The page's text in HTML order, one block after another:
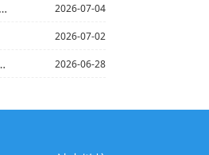
2026-07-04
2026-07-02
2026-06-28